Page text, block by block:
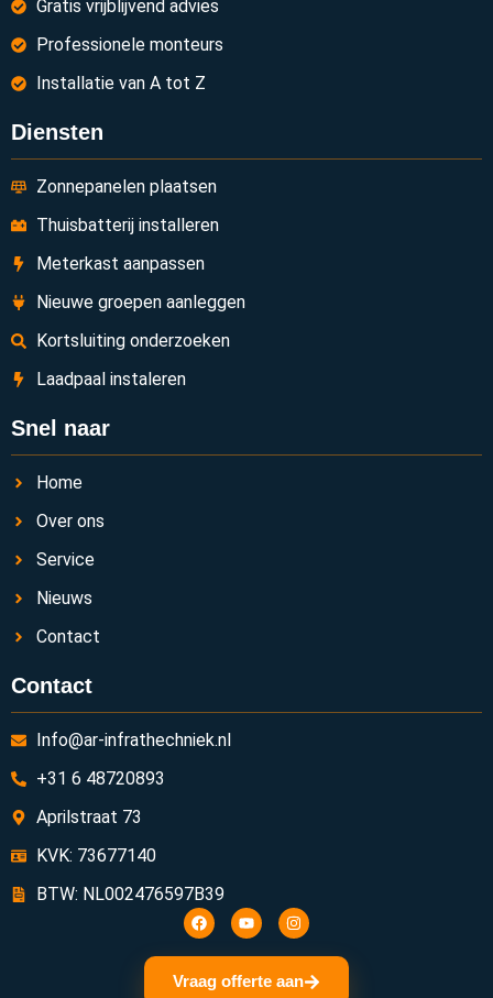
Gratis vrijblijvend advies
Professionele monteurs
Installatie van A tot Z
Diensten
Zonnepanelen plaatsen
Thuisbatterij installeren
Meterkast aanpassen
Nieuwe groepen aanleggen
Kortsluiting onderzoeken
Laadpaal instaleren
Snel naar
Home
Over ons
Service
Nieuws
Contact
Contact
Info@ar-infrathechniek.nl
+31 6 48720893
Aprilstraat 73
KVK: 73677140
BTW: NL002476597B39
Vraag offerte aan